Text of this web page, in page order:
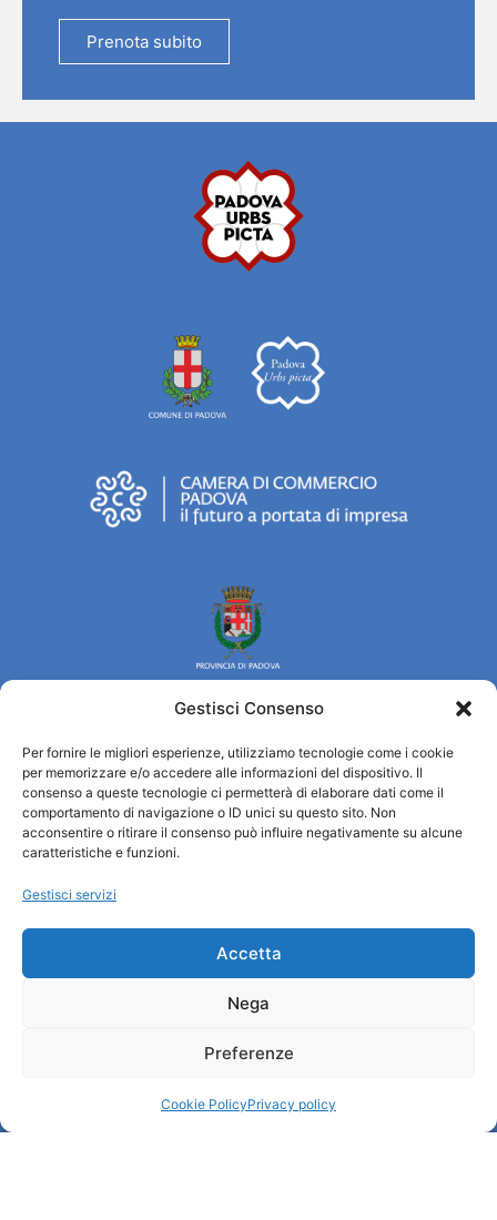
Gestisci Consenso
Per fornire le migliori esperienze, utilizziamo tecnologie come i cookie
per memorizzare e/o accedere alle informazioni del dispositivo. Il
consenso a queste tecnologie ci permetterà di elaborare dati come il
comportamento di navigazione o ID unici su questo sito. Non
acconsentire o ritirare il consenso può influire negativamente su alcune
caratteristiche e funzioni.
Gestisci servizi
Accetta
Nega
Preferenze
Cookie PolicyPrivacy policy
Prenota subito
Turismo Padova
Chi siamo
Informazioni e Accoglienza Turistica/IAT
Cookie Policy
Amministrazione trasparente